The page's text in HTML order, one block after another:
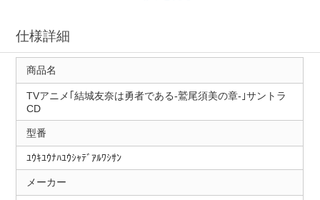
仕様詳細
商品名
TVアニメ｢結城友奈は勇者である-鷲尾須美の章-｣サントラ
CD
型番
ﾕｳｷﾕｳﾅﾊﾕｳｼｬﾃﾞｱﾙﾜｼｻﾝ
メーカー